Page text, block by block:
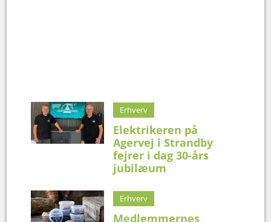
Erhverv
Elektrikeren på
Agervej i Strandby
fejrer i dag 30-års
jubilæum
Erhverv
Medlemmernes